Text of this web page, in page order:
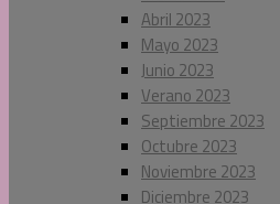
Abril 2023
Mayo 2023
Junio 2023
Verano 2023
Septiembre 2023
Octubre 2023
Noviembre 2023
Diciembre 2023